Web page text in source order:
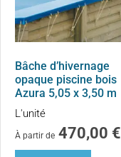
Bâche d’hivernage
opaque piscine bois
Azura 5,05 x 3,50 m
L'unité
À partir de 470,00 €